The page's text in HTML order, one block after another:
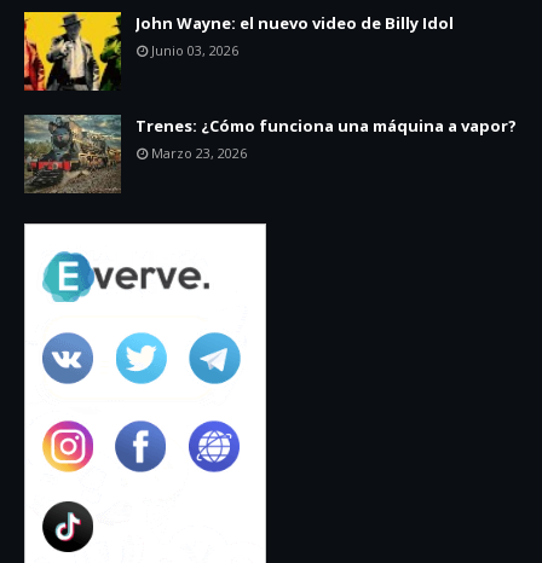
John Wayne: el nuevo video de Billy Idol
Junio 03, 2026
Trenes: ¿Cómo funciona una máquina a vapor?
Marzo 23, 2026